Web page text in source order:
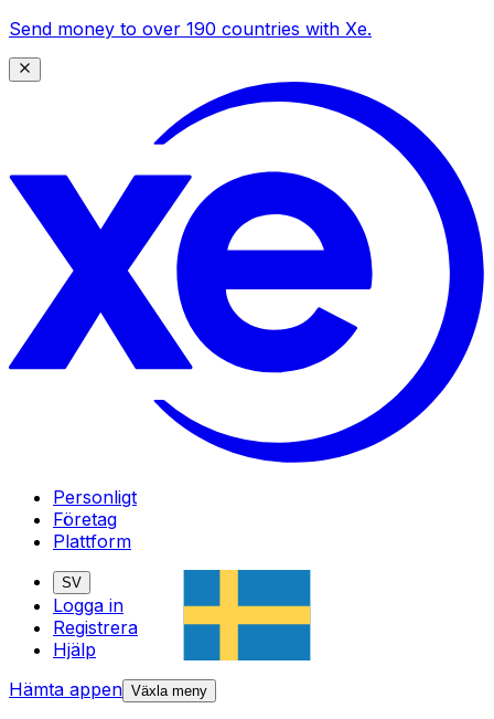
Send money to over 190 countries with Xe.
Personligt
Företag
Plattform
SV
Logga in
Registrera
Hjälp
Hämta appen Växla meny